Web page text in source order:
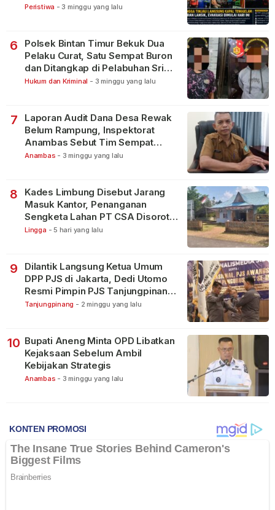
Peristiwa - 3 minggu yang lalu
6
Polsek Bintan Timur Bekuk Dua
Pelaku Curat, Satu Sempat Buron
dan Ditangkap di Pelabuhan Sri
Bintan Pura
Hukum dan Kriminal - 3 minggu yang lalu
7
Laporan Audit Dana Desa Rewak
Belum Rampung, Inspektorat
Anambas Sebut Tim Sempat
Terbagi Tangani Kasus Lain
Anambas - 3 minggu yang lalu
8
Kades Limbung Disebut Jarang
Masuk Kantor, Penanganan
Sengketa Lahan PT CSA Disorot
Warga
Lingga - 5 hari yang lalu
9
Dilantik Langsung Ketua Umum
DPP PJS di Jakarta, Dedi Utomo
Resmi Pimpin PJS Tanjungpinang-
Bintan
Tanjungpinang - 2 minggu yang lalu
10 Bupati Aneng Minta OPD Libatkan
Kejaksaan Sebelum Ambil
Kebijakan Strategis
Anambas - 3 minggu yang lalu